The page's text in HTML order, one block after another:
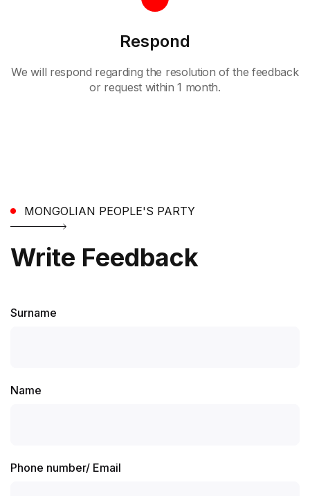
Respond
We will respond regarding the resolution of the feedback
or request within 1 month.
MONGOLIAN PEOPLE'S PARTY
Write Feedback
Surname
Name
Phone number/ Email